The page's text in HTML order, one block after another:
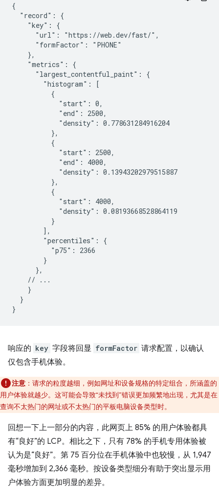
{
  "record": {
    "key": {
      "url": "https://web.dev/fast/",
      "formFactor": "PHONE"
    },
    "metrics": {
      "largest_contentful_paint": {
        "histogram": [
          {
            "start": 0,
            "end": 2500,
            "density": 0.778631284916204
          },
          {
            "start": 2500,
            "end": 4000,
            "density": 0.13943202979515887
          },
          {
            "start": 4000,
            "density": 0.08193668528864119
          }
        ],
        "percentiles": {
          "p75": 2366
        }
      },
    // ...
    }
  }
响应的 key 字段将回显 formFactor 请求配置，以确认
仅包含手机体验。
注意 ：请求的粒度越细，例如网址和设备规格的特定组合，所涵盖的
用户体验就越少。这可能会导致“未找到”错误更加频繁地出现，尤其是在
查询不太热门的网址或不太热门的平板电脑设备类型时。
回想一下上一部分的内容，此网页上 85% 的用户体验都具
有“良好”的 LCP。相比之下，只有 78% 的手机专用体验被
认为是“良好”。第 75 百分位在手机体验中也较慢，从 1,947
毫秒增加到 2,366 毫秒。按设备类型细分有助于突出显示用
户体验方面更加明显的差异。